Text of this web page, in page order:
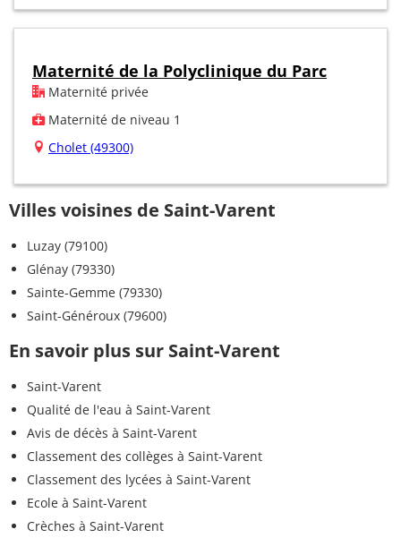
Maternité de la Polyclinique du Parc
Maternité privée
Maternité de niveau 1
Cholet (49300)
Villes voisines de Saint-Varent
Luzay (79100)
Glénay (79330)
Sainte-Gemme (79330)
Saint-Généroux (79600)
En savoir plus sur Saint-Varent
Saint-Varent
Qualité de l'eau à Saint-Varent
Avis de décès à Saint-Varent
Classement des collèges à Saint-Varent
Classement des lycées à Saint-Varent
Ecole à Saint-Varent
Crèches à Saint-Varent